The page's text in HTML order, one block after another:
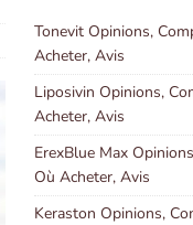
Tonevit Opinions,
Acheter, Avis
Liposivin Opinions,
Acheter, Avis
ErexBlue Max
Où Acheter, Avis
Keraston Opinions,